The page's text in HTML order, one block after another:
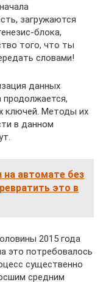
загружаются
блока,
того, что ты
словами!
данных
продолжается,
ключей. Методы их
в данном
на автомате без
это в
2015 года
это потребовалось
существенно
средним